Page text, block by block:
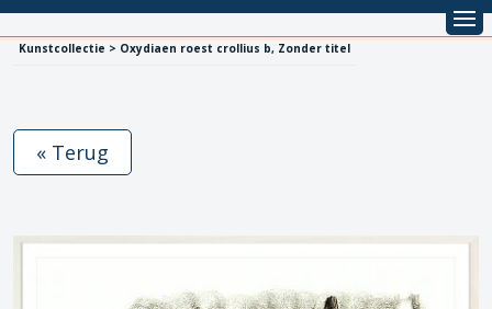
Kunstcollectie > Oxydiaen roest crollius b, Zonder titel
« Terug